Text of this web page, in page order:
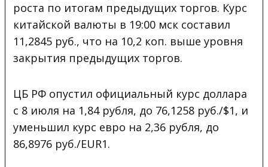
роста по итогам предыдущих торгов. Курс
китайской валюты в 19:00 мск составил
11,2845 руб., что на 10,2 коп. выше уровня
закрытия предыдущих торгов.
ЦБ РФ опустил официальный курс доллара
с 8 июля на 1,84 рубля, до 76,1258 руб./$1, и
уменьшил курс евро на 2,36 рубля, до
86,8976 руб./EUR1.